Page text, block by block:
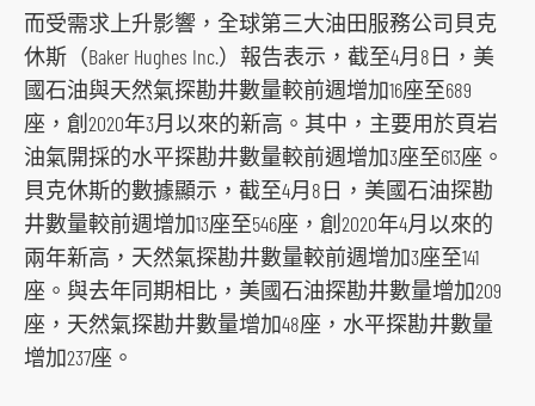
l
a
f
o
而受需求上升影響，全球第三大油田服務公司貝克
休斯（Baker Hughes Inc.）報告表示，截至4月8日，美
國石油與天然氣探勘井數量較前週增加16座至689
座，創2020年3月以來的新高。其中，主要用於頁岩
油氣開採的水平探勘井數量較前週增加3座至613座。
貝克休斯的數據顯示，截至4月8日，美國石油探勘
井數量較前週增加13座至546座，創2020年4月以來的
兩年新高，天然氣探勘井數量較前週增加3座至141
座。與去年同期相比，美國石油探勘井數量增加209
座，天然氣探勘井數量增加48座，水平探勘井數量
增加237座。